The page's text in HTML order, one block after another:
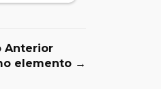
Anterior
elemento →